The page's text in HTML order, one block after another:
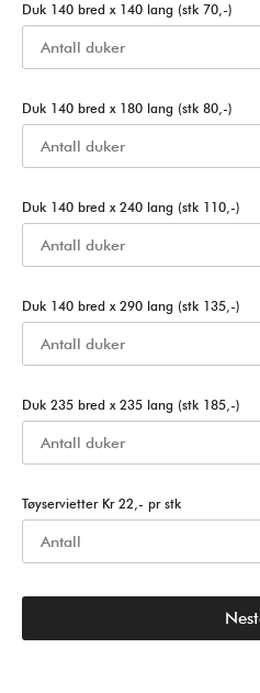
Duk 140 bred x 140 lang (stk 70,-)
Duk 140 bred x 180 lang (stk 80,-)
Duk 140 bred x 240 lang (stk 110,-)
Duk 140 bred x 290 lang (stk 135,-)
Duk 235 bred x 235 lang (stk 185,-)
Tøyservietter Kr 22,- pr stk